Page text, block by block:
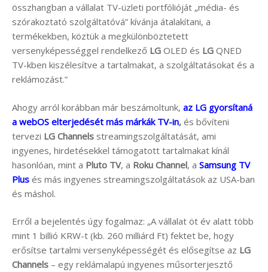
összhangban a vállalat TV-üzleti portfólióját „média- és
szórakoztató szolgáltatóvá” kívánja átalakítani, a
termékekben, köztük a megkülönböztetett
versenyképességgel rendelkező LG OLED és LG QNED
TV-kben kiszélesítve a tartalmakat, a szolgáltatásokat és a
reklámozást.”
Ahogy arról korábban már beszámoltunk, az LG gyorsítaná
a webOS elterjedését más márkák TV-in, és bővíteni
tervezi LG Channels streamingszolgáltatását, ami
ingyenes, hirdetésekkel támogatott tartalmakat kínál
hasonlóan, mint a Pluto TV, a Roku Channel, a Samsung TV
Plus és más ingyenes streamingszolgáltatások az USA-ban
és máshol.
Erről a bejelentés úgy fogalmaz: „A vállalat öt év alatt több
mint 1 billió KRW-t (kb. 260 milliárd Ft) fektet be, hogy
erősítse tartalmi versenyképességét és elősegítse az LG
Channels – egy reklámalapú ingyenes műsorterjesztő